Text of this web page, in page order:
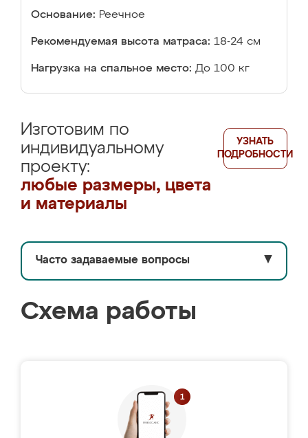
Основание: Реечное
Рекомендуемая высота матраса: 18-24 см
Нагрузка на спальное место: До 100 кг
Изготовим по
индивидуальному
проекту:
любые размеры, цвета
и материалы
УЗНАТЬ
ПОДРОБНОСТИ
Часто задаваемые вопросы ▼
Схема работы